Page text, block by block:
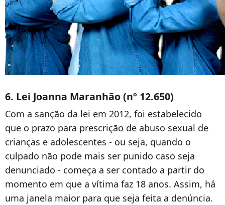
6. Lei Joanna Maranhão (nº 12.650)
Com a sanção da lei em 2012, foi estabelecido
que o prazo para prescrição de abuso sexual de
crianças e adolescentes - ou seja, quando o
culpado não pode mais ser punido caso seja
denunciado - começa a ser contado a partir do
momento em que a vítima faz 18 anos. Assim, há
uma janela maior para que seja feita a denúncia.